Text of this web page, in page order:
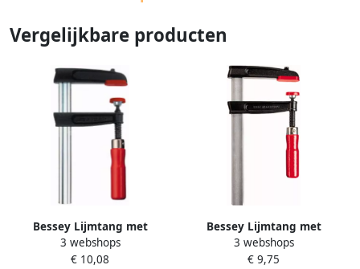
Vergelijkbare producten
Bessey Lijmtang met
gegoten beugels TPN-BE
1000 120 TP100S12BE
3 webshops
€ 10,08
Bessey Lijmtang met
gegoten beugels TGRC 1000
120 TGRC100S12
3 webshops
€ 9,75